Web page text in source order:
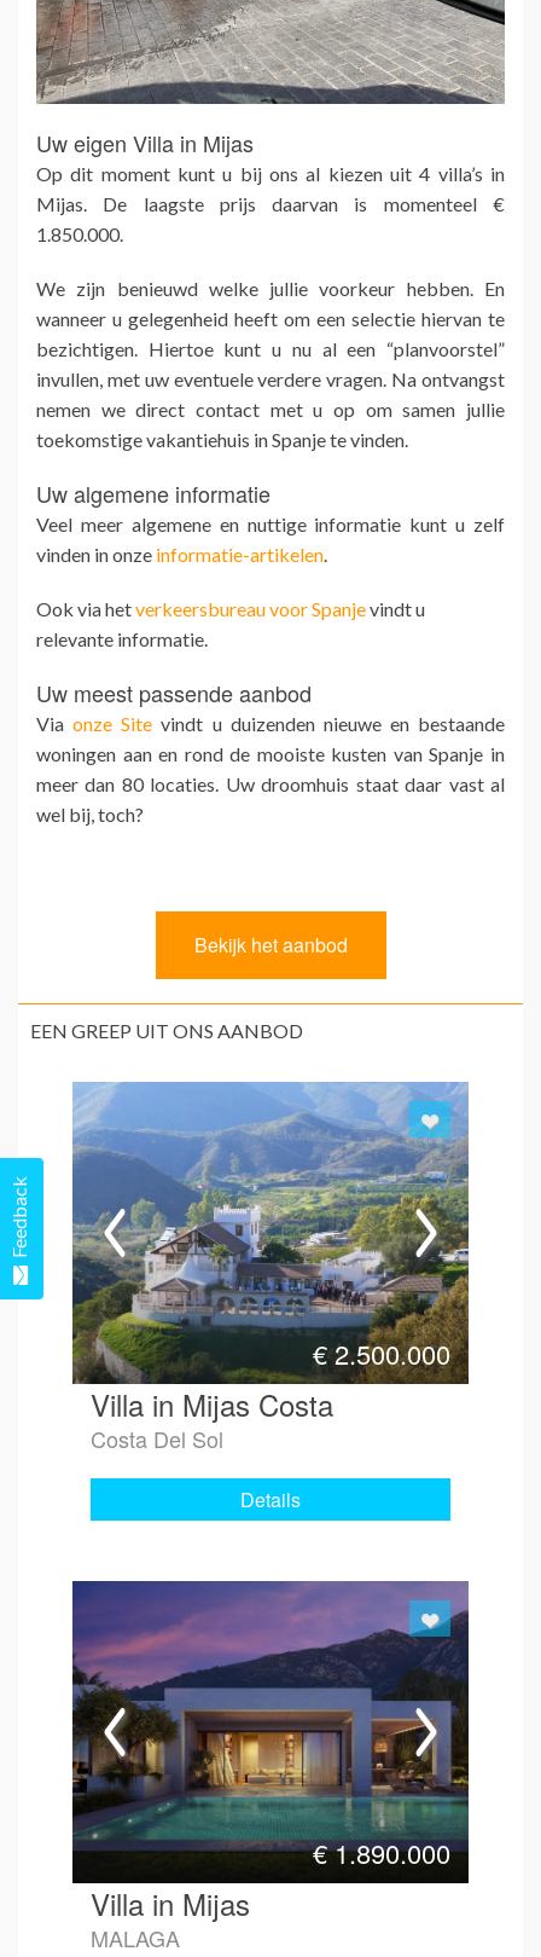
Uw eigen Villa in Mijas
Op dit moment kunt u bij ons al kiezen uit 4 villa’s in
Mijas. De laagste prijs daarvan is momenteel €
1.850.000.
We zijn benieuwd welke jullie voorkeur hebben. En
wanneer u gelegenheid heeft om een selectie hiervan te
bezichtigen. Hiertoe kunt u nu al een “planvoorstel”
invullen, met uw eventuele verdere vragen. Na ontvangst
nemen we direct contact met u op om samen jullie
toekomstige vakantiehuis in Spanje te vinden.
Uw algemene informatie
Veel meer algemene en nuttige informatie kunt u zelf
vinden in onze informatie-artikelen.
Ook via hetverkeersbureau voor Spanjevindt u
relevante informatie.
Uw meest passende aanbod
Via onze Site vindt u duizenden nieuwe en bestaande
woningen aan en rond de mooiste kusten van Spanje in
meer dan 80 locaties. Uw droomhuis staat daar vast al
wel bij, toch?
EEN GREEP UIT ONS AANBOD
€2.500.000
Villa in Mijas Costa
Costa Del Sol
Details
€1.890.000
Villa in Mijas
MALAGA
Feedback